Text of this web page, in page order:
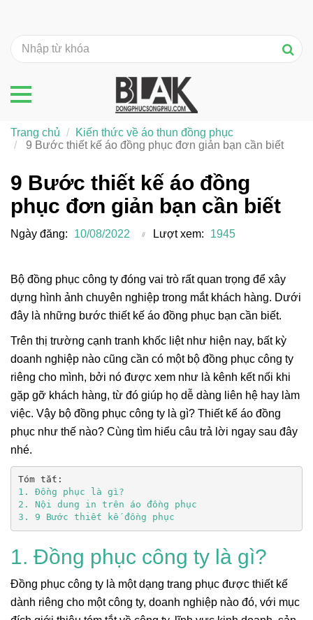
9 Bước thiết kế áo đồng
phục đơn giản bạn cần biết
Ngày đăng: 10/08/2022 Lượt xem: 1945
Bộ đồng phục công ty đóng vai trò rất quan trọng để xây
dựng hình ảnh chuyên nghiệp trong mắt khách hàng. Dưới
đây là những bước thiết kế áo đồng phục bạn cần biết.
Trên thị trường cạnh tranh khốc liệt như hiện nay, bất kỳ
doanh nghiệp nào cũng cần có một bộ đồng phục công ty
riêng cho mình, bởi nó được xem như là kênh kết nối khi
gặp gỡ khách hàng, từ đó giúp họ dễ dàng liên hệ hay làm
việc. Vậy bộ đồng phục công ty là gì? Thiết kế áo đồng
phục như thế nào? Cùng tìm hiểu câu trả lời ngay sau đây
nhé.
3. 9 Bước thiết kế đồng phục
1. Đồng phục công ty là gì?
Đồng phục công ty là một dạng trang phục được thiết kế
dành riêng cho một công ty, doanh nghiệp nào đó, với mục
Trang chủ
Kiến thức về áo thun đồng phục
9 Bước thiết kế áo đồng phục đơn giản bạn cần biết